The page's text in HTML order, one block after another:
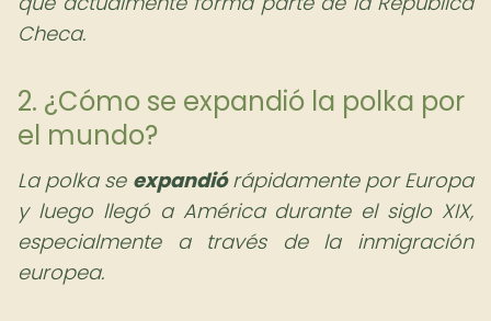
Checa.
2. ¿Cómo se expandió la polka por
el mundo?
La polka se expandiórápidamente por Europa
y luego llegó a América durante el siglo XIX,
especialmente a través de la inmigración
europea.